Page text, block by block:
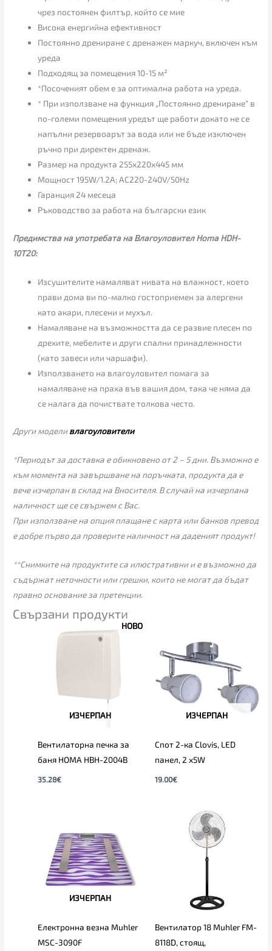
чрез постоянен филтър, който се мие
Висока енергийна ефективност
Постоянно дрениране с дренажен маркуч, включен към
уреда
Подходящ за помещения 10-15 м²
*Посоченият обем е за оптимална работа на уреда.
* При използване на функция „Постоянно дрениране“ в
по-големи помещения уредът ще работи докато не се
напълни резервоарът за вода или не бъде изключен
ръчно при директен дренаж.
Размер на продукта 255х220х445 мм
Мощност 195W/1.2A; AC220-240V/50Hz
Гаранция 24 месеца
Ръководство за работа на български език
Предимства на употребата на Влагоуловител Homa HDH-
10T20:
Изсушителите намаляват нивата на влажност, което
прави дома ви по-малко гостоприемен за алергени
като акари, плесени и мухъл.
Намаляване на възможността да се развие плесен по
дрехите, мебелите и други спални принадлежности
(като завеси или чаршафи).
Използването на влагоуловител помага за
намаляване на праха във вашия дом, така че няма да
се налага да почиствате толкова често.
Други моделивлагоуловители
*Периодът за доставка е обикновено от 2 – 5 дни. Възможно е
към момента на завършване на поръчката, продукта да е
вече изчерпан в склад на Вносителя. В случай на изчерпана
наличност ще се свържем с Вас.
При използване на опция плащане с карта или банков превод
е добре първо да проверите наличност на даденият продукт!
**Снимките на продуктите са илюстративни и е възможно да
съдържат неточности или грешки, които не могат да бъдат
правно основание за претенции.
Свързани продукти
НОВО
ИЗЧЕРПАН
Вентилаторна печка за
баня HOMA HBH-2004B
35.28€
ИЗЧЕРПАН
Спот 2-ка Clovis, LED
панел, 2 х5W
19.00€
ИЗЧЕРПАН
Електронна везна Muhler
MSC-3090F
Вентилатор 18 Muhler FM-
8118D, стоящ,